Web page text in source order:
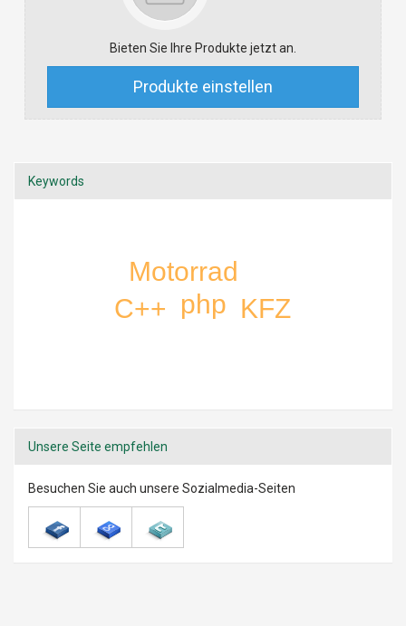
Bieten Sie Ihre Produkte jetzt an.
Produkte einstellen
Keywords
php
Motorrad
C++
KFZ
Unsere Seite empfehlen
Besuchen Sie auch unsere Sozialmedia-Seiten